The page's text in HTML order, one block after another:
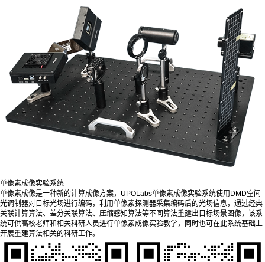
单像素成像实验系统
单像素成像是一种新的计算成像方案，UPOLabs单像素成像实验系统使用DMD空间
光调制器对目标光场进行编码，利用单像素探测器采集编码后的光场信息，通过经典
关联计算算法、差分关联算法、压缩感知算法等不同算法重建出目标场景图像，该系
统可供高校老师和相关科研人员进行单像素成像实验教学，同时也可在此系统基础上
开展重建算法相关的科研工作。